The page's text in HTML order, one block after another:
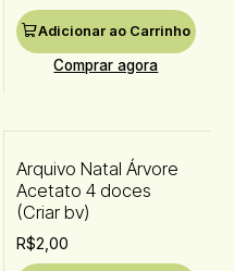
Adicionar ao Carrinho
Comprar agora
Arquivo Natal Árvore
Acetato 4 doces
(Criar bv)
R$2,00